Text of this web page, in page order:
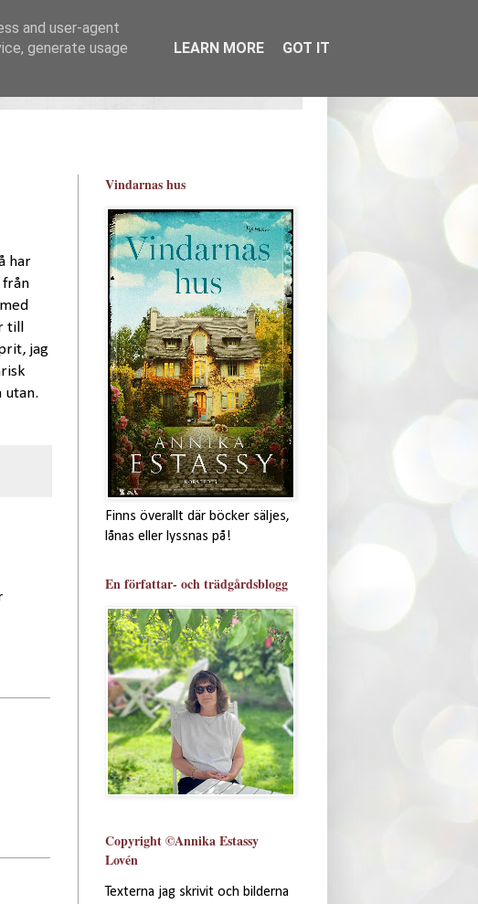
har
från
jag
utan.
Vindarnas hus
Finns överallt där böcker säljes,
lånas eller lyssnas på!
En författar- och trädgårdsblogg
Copyright ©Annika Estassy
Lovén
Texterna jag skrivit och bilderna
and user-agent
generate usage
LEARN MORE GOT IT